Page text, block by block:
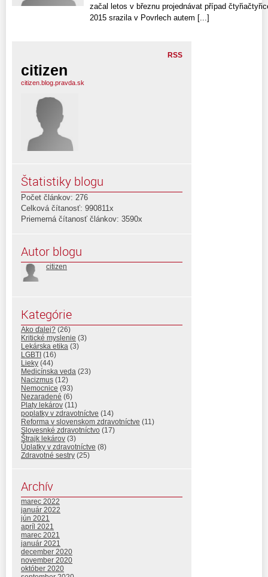
začal letos v březnu projednávat případ
2015 srazila v Povrlech autem [...]
RSS
citizen
citizen.blog.pravda.sk
Štatistiky blogu
Počet článkov: 276
Celková čítanosť: 990811x
Priemerná čítanosť článkov: 3590x
Autor blogu
citizen
Kategórie
Ako ďalej? (26)
Kritické myslenie (3)
Lekárska etika (3)
LGBTI (16)
Lieky (44)
Medicínska veda (23)
Nacizmus (12)
Nemocnice (93)
Nezaradené (6)
Platy lekárov (11)
poplatky v zdravotníctve (14)
Reforma v slovenskom zdravotníctve (11)
Slovesnké zdravotníctvo (17)
Štrajk lekárov (3)
Úplatky v zdravotníctve (8)
Zdravotné sestry (25)
Archív
marec 2022
január 2022
jún 2021
apríl 2021
marec 2021
január 2021
december 2020
november 2020
október 2020